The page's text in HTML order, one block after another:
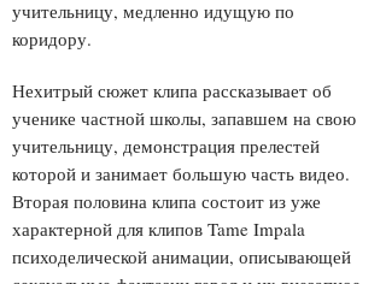
учительницу, медленно идущую по
коридору.
Нехитрый сюжет клипа рассказывает об
ученике частной школы, запавшем на свою
учительницу, демонстрация прелестей
которой и занимает большую часть видео.
Вторая половина клипа состоит из уже
характерной для клипов Tame Impala
психоделической анимации, описывающей